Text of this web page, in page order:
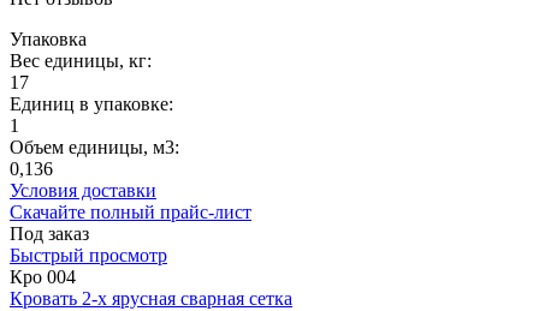
Упаковка
Вес единицы, кг:
17
Единиц в упаковке:
1
Объем единицы, м3:
0,136
Условия доставки
Скачайте полный прайс-лист
Под заказ
Быстрый просмотр
Кро 004
Кровать 2-х ярусная сварная сетка